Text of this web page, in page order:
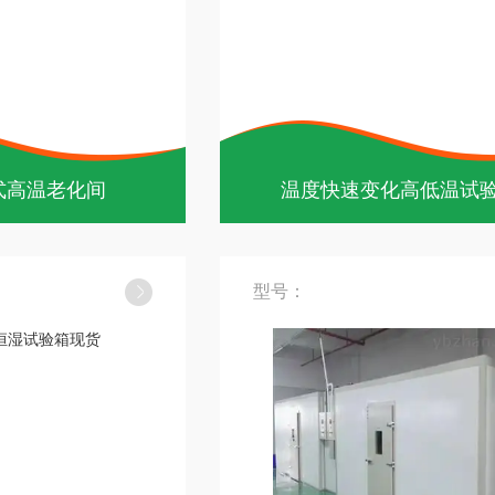
温老化间 温度快速变化高低温试
型号：